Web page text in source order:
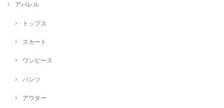
アパレル
トップス
スカート
ワンピース
パンツ
アウター